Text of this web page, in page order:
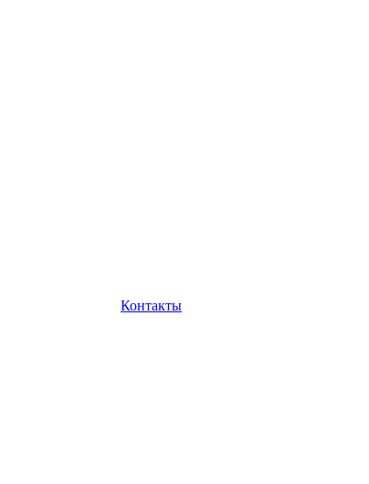
Контакты